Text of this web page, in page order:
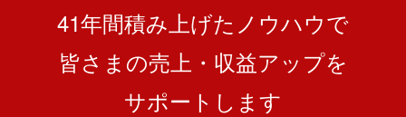
41年間積み上げたノウハウで
皆さまの売上・収益アップを
サポートします